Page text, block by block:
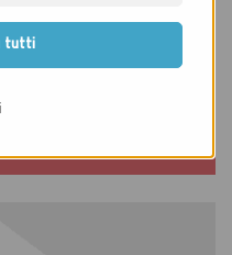
MF
tutti